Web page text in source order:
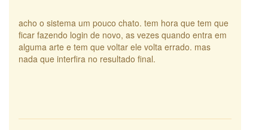
acho o sistema um pouco chato. tem hora que tem que
ficar fazendo login de novo, as vezes quando entra em
alguma arte e tem que voltar ele volta errado. mas
nada que interfira no resultado final.